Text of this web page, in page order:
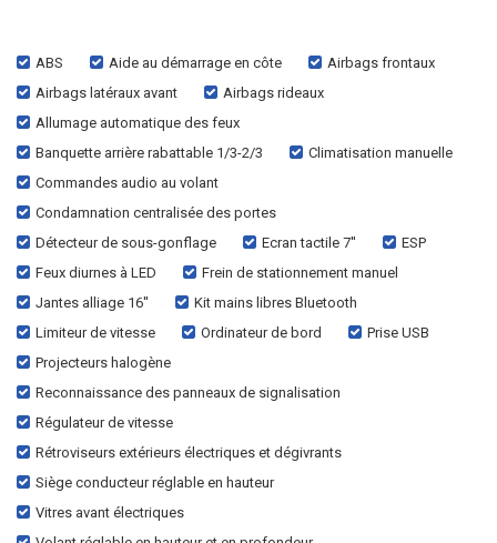
ABS Aide au démarrage en côte
Airbags frontaux
Airbags latéraux avant
Airbags rideaux
Allumage automatique des feux
Banquette arrière rabattable 1/3-2/3
Climatisation manuelle
Commandes audio au volant
Condamnation centralisée des portes
Détecteur de sous-gonflage
Ecran tactile 7''
ESP
Feux diurnes à LED
Frein de stationnement manuel
Jantes alliage 16''
Kit mains libres Bluetooth
Limiteur de vitesse
Ordinateur de bord
Prise USB
Projecteurs halogène
Reconnaissance des panneaux de signalisation
Régulateur de vitesse
Rétroviseurs extérieurs électriques et dégivrants
Siège conducteur réglable en hauteur
Vitres avant électriques